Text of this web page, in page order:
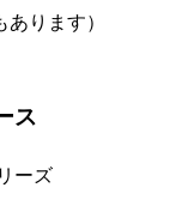
ります）
ス
ーズ